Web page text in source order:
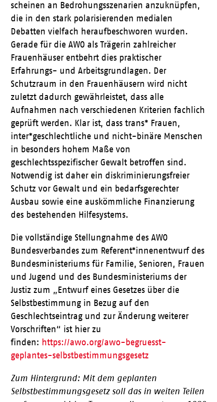
scheinen an Bedrohungsszenarien anzuknüpfen,
die in den stark polarisierenden medialen
Debatten vielfach heraufbeschworen wurden.
Gerade für die AWO als Trägerin zahlreicher
Frauenhäuser entbehrt dies praktischer
Erfahrungs- und Arbeitsgrundlagen. Der
Schutzraum in den Frauenhäusern wird nicht
zuletzt dadurch gewährleistet, dass alle
Aufnahmen nach verschiedenen Kriterien fachlich
geprüft werden. Klar ist, dass trans* Frauen,
inter*geschlechtliche und nicht-binäre Menschen
in besonders hohem Maße von
geschlechtsspezifischer Gewalt betroffen sind.
Notwendig ist daher ein diskriminierungsfreier
Schutz vor Gewalt und ein bedarfsgerechter
Ausbau sowie eine auskömmliche Finanzierung
des bestehenden Hilfesystems.
Die vollständige Stellungnahme des AWO
Bundesverbandes zum Referent*innenentwurf des
Bundesministeriums für Familie, Senioren, Frauen
und Jugend und des Bundesministeriums der
Justiz zum „Entwurf eines Gesetzes über die
Selbstbestimmung in Bezug auf den
Geschlechtseintrag und zur Änderung weiterer
Vorschriften“ ist hier zu
finden: https://awo.org/awo-begruesst-
geplantes-selbstbestimmungsgesetz
Zum Hintergrund: Mit dem geplanten
Selbstbestimmungsgesetz soll das in weiten Teilen